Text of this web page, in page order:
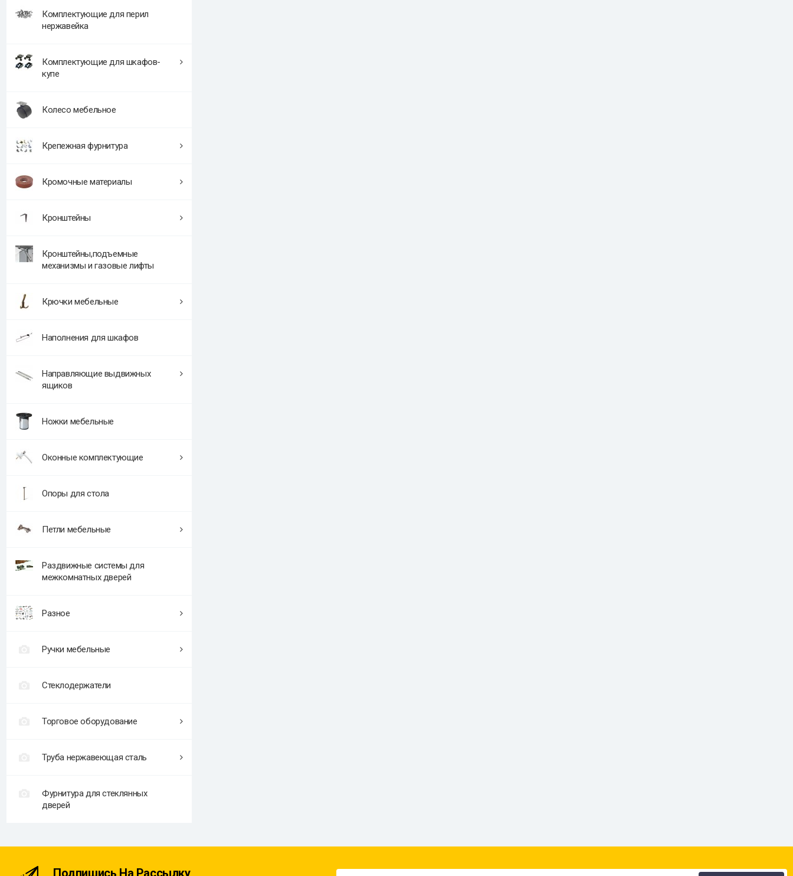
Комплектующие для перил
нержавейка
Комплектующие для шкафов-
купе
Колесо мебельное
Крепежная фурнитура
Кромочные материалы
Кронштейны
Кронштейны,подъемные
механизмы и газовые лифты
Крючки мебельные
Наполнения для шкафов
Направляющие выдвижных
ящиков
Ножки мебельные
Оконные комплектующие
Опоры для стола
Петли мебельные
Раздвижные системы для
межкомнатных дверей
Разное
Ручки мебельные
Стеклодержатели
Торговое оборудование
Труба нержавеющая сталь
Фурнитура для стеклянных
дверей
Подпишись На Рассылку